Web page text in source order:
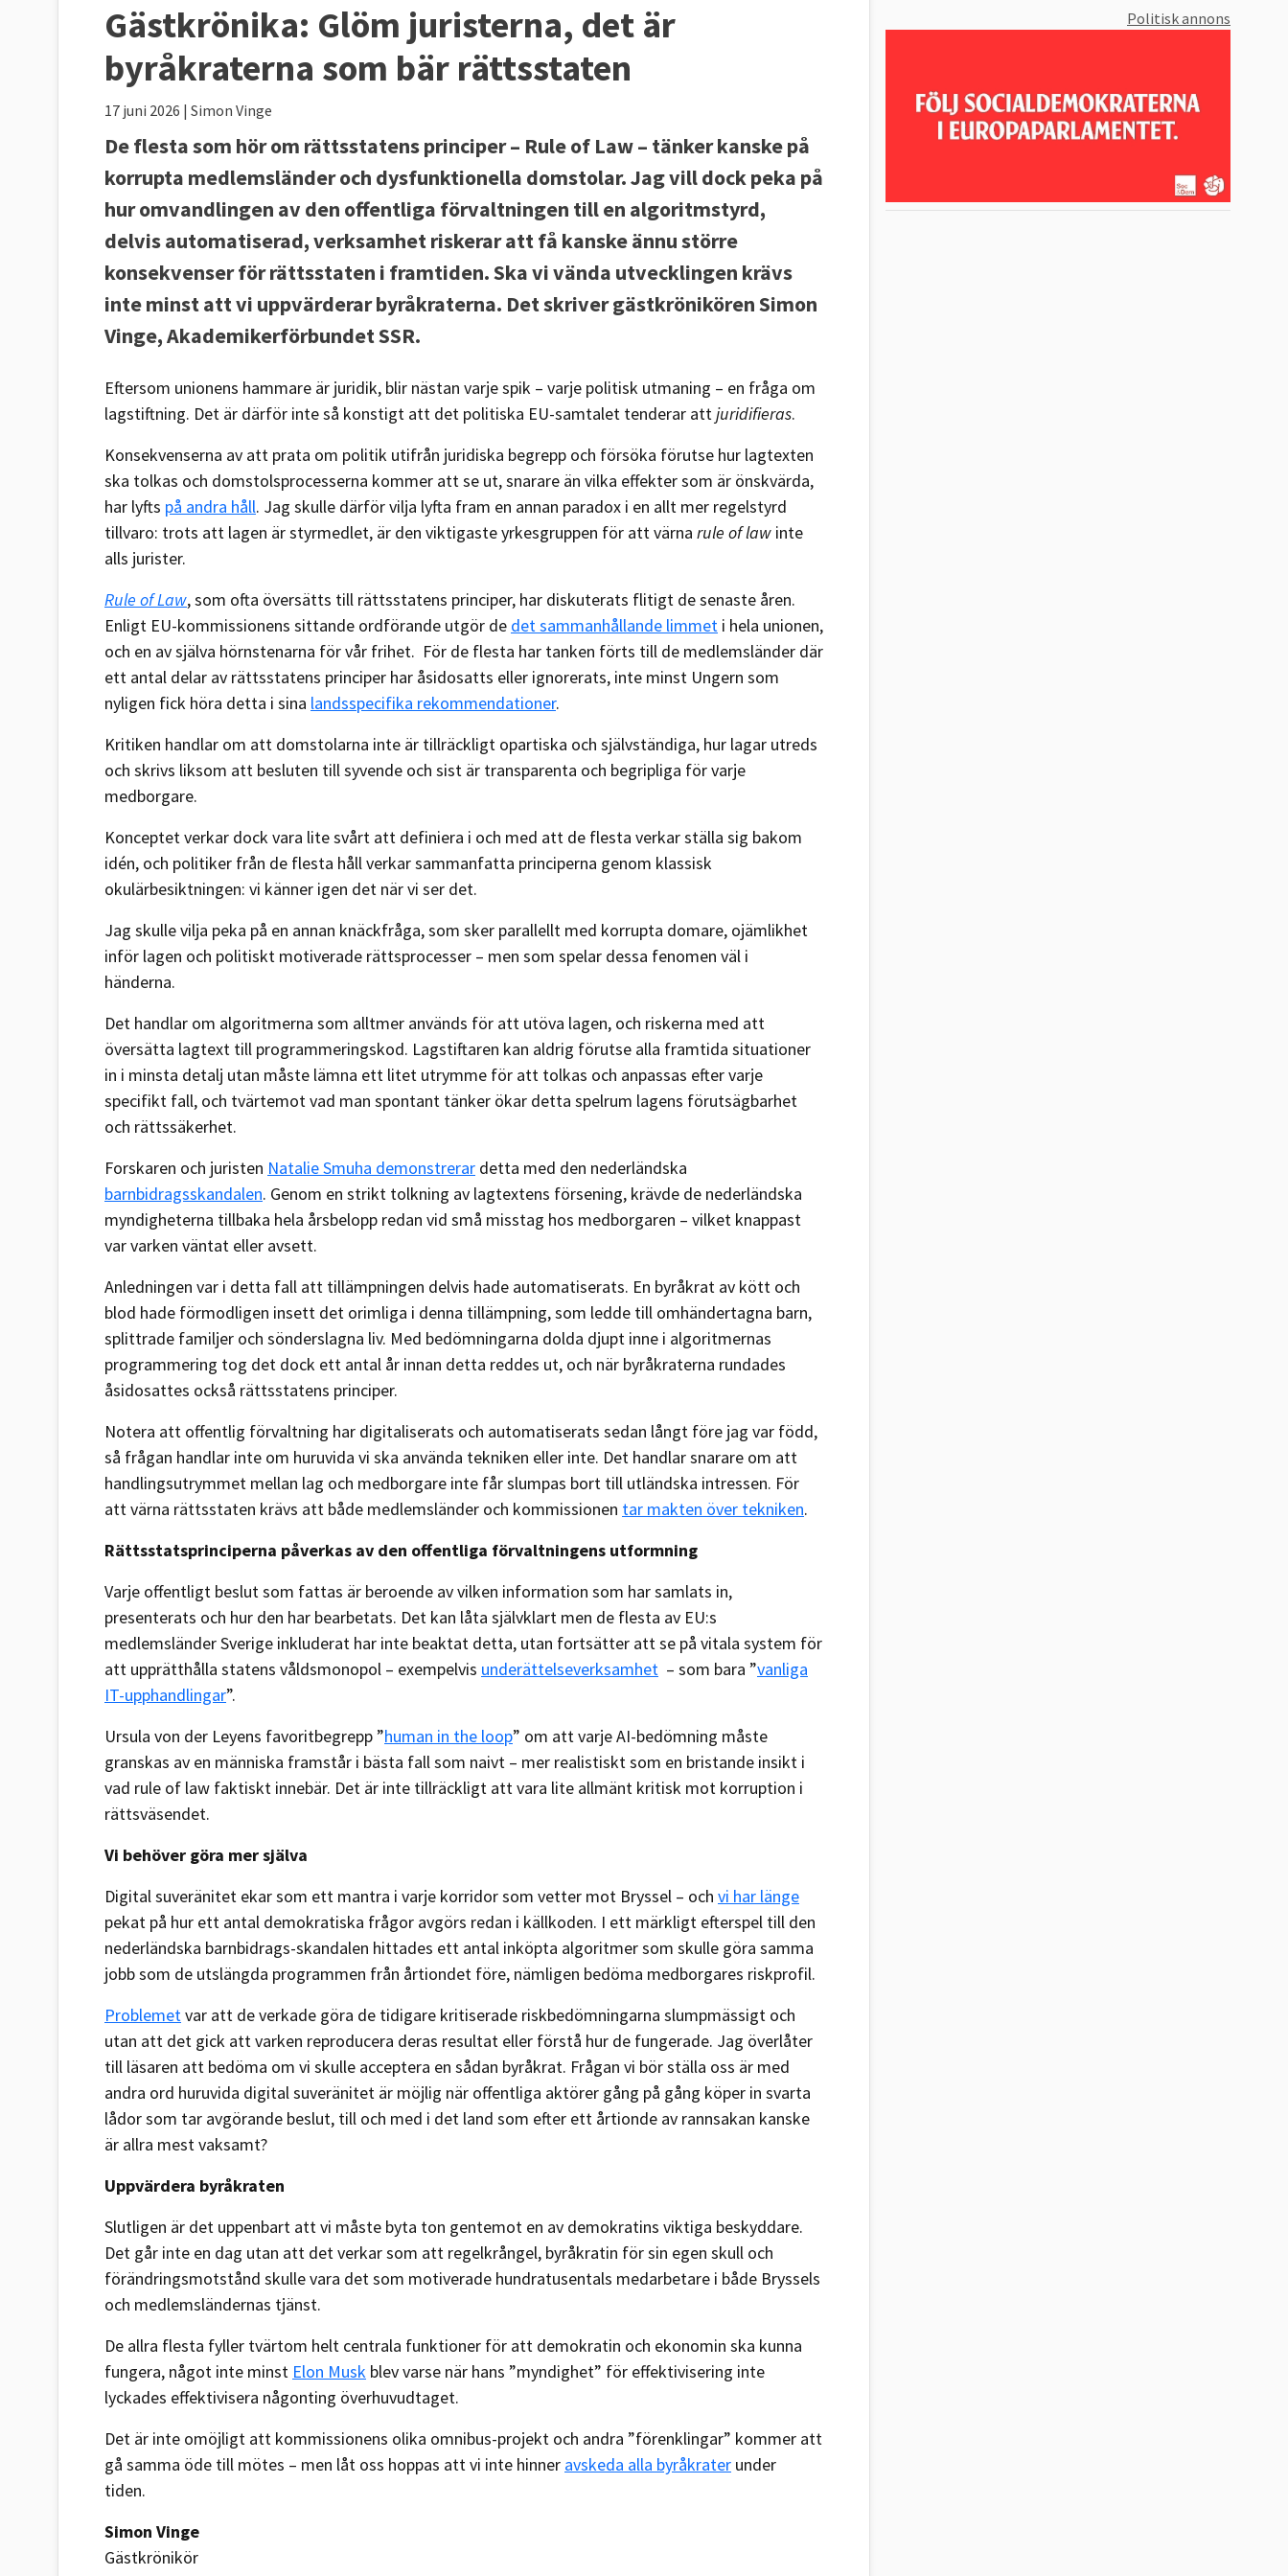
Gästkrönika: Glöm juristerna, det är
byråkraterna som bär rättsstaten
17 juni 2026 | Simon Vinge
De flesta som hör om rättsstatens principer – Rule of Law – tänker kanske på
korrupta medlemsländer och dysfunktionella domstolar. Jag vill dock peka på
hur omvandlingen av den offentliga förvaltningen till en algoritmstyrd,
delvis automatiserad, verksamhet riskerar att få kanske ännu större
konsekvenser för rättsstaten i framtiden. Ska vi vända utvecklingen krävs
inte minst att vi uppvärderar byråkraterna. Det skriver gästkrönikören Simon
Vinge, Akademikerförbundet SSR.
Eftersom unionens hammare är juridik, blir nästan varje spik – varje politisk utmaning – en fråga om
lagstiftning. Det är därför inte så konstigt att det politiska EU-samtalet tenderar attjuridifieras.
Konsekvenserna av att prata om politik utifrån juridiska begrepp och försöka förutse hur lagtexten
ska tolkas och domstolsprocesserna kommer att se ut, snarare än vilka effekter som är önskvärda,
har lyfts på andra håll. Jag skulle därför vilja lyfta fram en annan paradox i en allt mer regelstyrd
tillvaro: trots att lagen är styrmedlet, är den viktigaste yrkesgruppen för att värna rule of law inte
alls jurister.
Rule of Law, som ofta översätts till rättsstatens principer, har diskuterats flitigt de senaste åren.
Enligt EU-kommissionens sittande ordförande utgör de det sammanhållande limmet i hela unionen,
och en av själva hörnstenarna för vår frihet. För de flesta har tanken förts till de medlemsländer där
ett antal delar av rättsstatens principer har åsidosatts eller ignorerats, inte minst Ungern som
nyligen fick höra detta i sina landsspecifika rekommendationer.
Kritiken handlar om att domstolarna inte är tillräckligt opartiska och självständiga, hur lagar utreds
och skrivs liksom att besluten till syvende och sist är transparenta och begripliga för varje
medborgare.
Konceptet verkar dock vara lite svårt att definiera i och med att de flesta verkar ställa sig bakom
idén, och politiker från de flesta håll verkar sammanfatta principerna genom klassisk
okulärbesiktningen: vi känner igen det när vi ser det.
Jag skulle vilja peka på en annan knäckfråga, som sker parallellt med korrupta domare, ojämlikhet
inför lagen och politiskt motiverade rättsprocesser – men som spelar dessa fenomen väl i
händerna.
Det handlar om algoritmerna som alltmer används för att utöva lagen, och riskerna med att
översätta lagtext till programmeringskod. Lagstiftaren kan aldrig förutse alla framtida situationer
in i minsta detalj utan måste lämna ett litet utrymme för att tolkas och anpassas efter varje
specifikt fall, och tvärtemot vad man spontant tänker ökar detta spelrum lagens förutsägbarhet
och rättssäkerhet.
Forskaren och juristen Natalie Smuha demonstrerar detta med den nederländska
barnbidragsskandalen. Genom en strikt tolkning av lagtextens försening, krävde de nederländska
myndigheterna tillbaka hela årsbelopp redan vid små misstag hos medborgaren – vilket knappast
var varken väntat eller avsett.
Anledningen var i detta fall att tillämpningen delvis hade automatiserats. En byråkrat av kött och
blod hade förmodligen insett det orimliga i denna tillämpning, som ledde till omhändertagna barn,
splittrade familjer och sönderslagna liv. Med bedömningarna dolda djupt inne i algoritmernas
programmering tog det dock ett antal år innan detta reddes ut, och när byråkraterna rundades
åsidosattes också rättsstatens principer.
Notera att offentlig förvaltning har digitaliserats och automatiserats sedan långt före jag var född,
så frågan handlar inte om huruvida vi ska använda tekniken eller inte. Det handlar snarare om att
handlingsutrymmet mellan lag och medborgare inte får slumpas bort till utländska intressen. För
att värna rättsstaten krävs att både medlemsländer och kommissionen tar makten över tekniken.
Rättsstatsprinciperna påverkas av den offentliga förvaltningens utformning
Varje offentligt beslut som fattas är beroende av vilken information som har samlats in,
presenterats och hur den har bearbetats. Det kan låta självklart men de flesta av EU:s
medlemsländer Sverige inkluderat har inte beaktat detta, utan fortsätter att se på vitala system för
att upprätthålla statens våldsmonopol – exempelvis underättelseverksamhet – som bara ”vanliga
IT-upphandlingar”.
Ursula von der Leyens favoritbegrepp ”human in the loop” om att varje AI-bedömning måste
granskas av en människa framstår i bästa fall som naivt – mer realistiskt som en bristande insikt i
vad rule of law faktiskt innebär. Det är inte tillräckligt att vara lite allmänt kritisk mot korruption i
rättsväsendet.
Vi behöver göra mer själva
Digital suveränitet ekar som ett mantra i varje korridor som vetter mot Bryssel – och vi har länge
pekat på hur ett antal demokratiska frågor avgörs redan i källkoden. I ett märkligt efterspel till den
nederländska barnbidrags-skandalen hittades ett antal inköpta algoritmer som skulle göra samma
jobb som de utslängda programmen från årtiondet före, nämligen bedöma medborgares riskprofil.
Problemetvar att de verkade göra de tidigare kritiserade riskbedömningarna slumpmässigt och
utan att det gick att varken reproducera deras resultat eller förstå hur de fungerade. Jag överlåter
till läsaren att bedöma om vi skulle acceptera en sådan byråkrat. Frågan vi bör ställa oss är med
andra ord huruvida digital suveränitet är möjlig när offentliga aktörer gång på gång köper in svarta
lådor som tar avgörande beslut, till och med i det land som efter ett årtionde av rannsakan kanske
är allra mest vaksamt?
Uppvärdera byråkraten
Slutligen är det uppenbart att vi måste byta ton gentemot en av demokratins viktiga beskyddare.
Det går inte en dag utan att det verkar som att regelkrångel, byråkratin för sin egen skull och
förändringsmotstånd skulle vara det som motiverade hundratusentals medarbetare i både Bryssels
och medlemsländernas tjänst.
De allra flesta fyller tvärtom helt centrala funktioner för att demokratin och ekonomin ska kunna
fungera, något inte minst Elon Musk blev varse när hans ”myndighet” för effektivisering inte
lyckades effektivisera någonting överhuvudtaget.
Det är inte omöjligt att kommissionens olika omnibus-projekt och andra ”förenklingar” kommer att
gå samma öde till mötes – men låt oss hoppas att vi inte hinner avskeda alla byråkrater under
tiden.
Simon Vinge
Gästkrönikör
Politisk annons